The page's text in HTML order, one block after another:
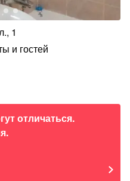
1
и гостей
отличаться.